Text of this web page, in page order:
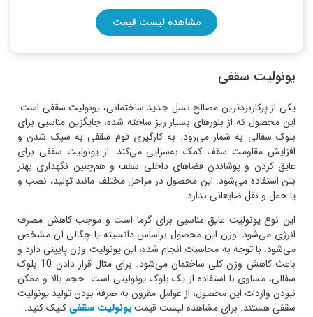
مشاهده لیست قیمت
یونولیت سقفی
یکی از پرکاربردترین مصالح نسل جدید ساختمانی، یونولیت سقفی است.
این محصول که از بلورهای بسیار ریز ساخته شده، جایگزین مناسبی برای
بلوک سفالی به شمار می‌رود. به کارگیری فوم سقفی به سبک شدن و
افزایش مقاومت سقف کمک به‌سزایی می‌کند. از یونولیت سقفی برای
عایق کردن و پوشاندن فضاهای داخلی سقف و هم‌چنین نگهداری بهتر
بتن استفاده می‌شود. این محصول در مراحل مختلف مانند تولید، نصب و
یا حمل و نقل ضایعاتی ندارد.
این نوع یونولیت عایق مناسبی برای گرما است و موجب کاهش مصرف
انرژی می‌شود. وزن این محصول براساس دانسیته یا چگالی آن مشخص
می‌شود. با توجه به محاسبات انجام شده، این یونولیت وزن پایینی دارد و
باعث کاهش وزن کلی ساختمان می‌شود. برای مثال قرار دادن 10 بلوک
سفالی، مساوی با استفاده از یک بلوک یونولیتی است. حجم بالا و ممکن
نبودن واردات این محصول، از عوامل مقرون به صرفه بودن تولید یونولیت
سقفی هستند. برای مشاهده لیست قیمتیونولیت سقفیکلیک کنید.